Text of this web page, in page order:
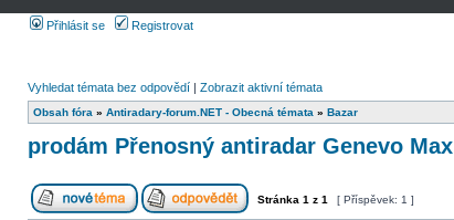
Přihlásit se Registrovat
Vyhledat témata bez odpovědí | Zobrazit aktivní témata
Obsah fóra » Antiradary-forum.NET - Obecná témata » Bazar
prodám Přenosný antiradar Genevo Max
Stránka 1 z 1 [ Příspěvek: 1 ]